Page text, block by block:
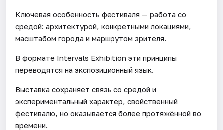
Ключевая особенность фестиваля — работа со
средой: архитектурой, конкретными локациями,
масштабом города и маршрутом зрителя.
В формате Intervals Exhibition эти принципы
переводятся на экспозиционный язык.
Выставка сохраняет связь со средой и
экспериментальный характер, свойственный
фестивалю, но оказывается более протяжённой во
времени.